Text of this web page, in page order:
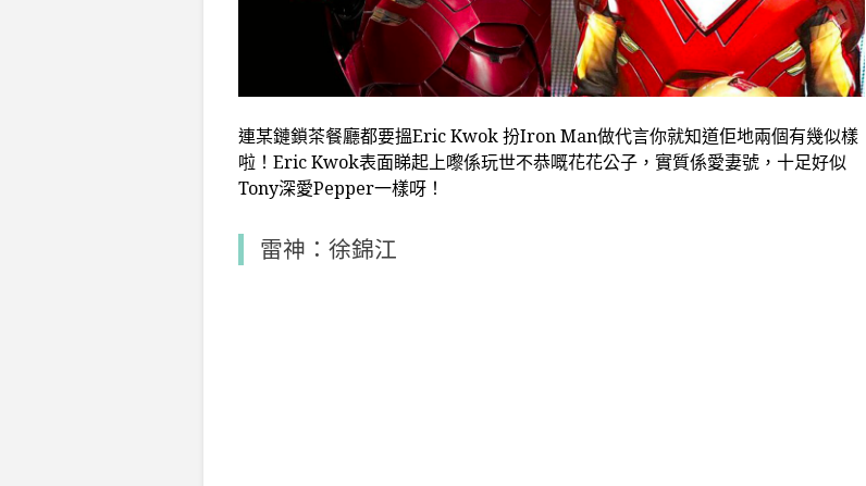
連某鏈鎖茶餐廳都要搵Eric Kwok 扮Iron Man做代言你就知道佢地兩個有幾似樣
啦！Eric Kwok表面睇起上嚟係玩世不恭嘅花花公子，實質係愛妻號，十足好似
Tony深愛Pepper一樣呀！
雷神：徐錦江